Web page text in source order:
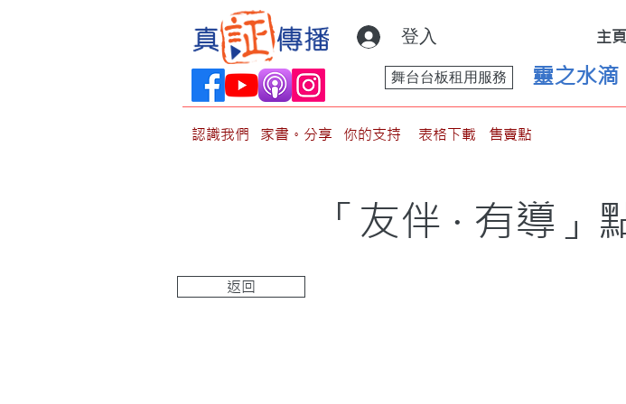
登入 主頁
靈之水滴
舞台台板租用服務
認識我們 家書。分享 你的支持 表格下載 售賣點
「友伴 · 有導
返回